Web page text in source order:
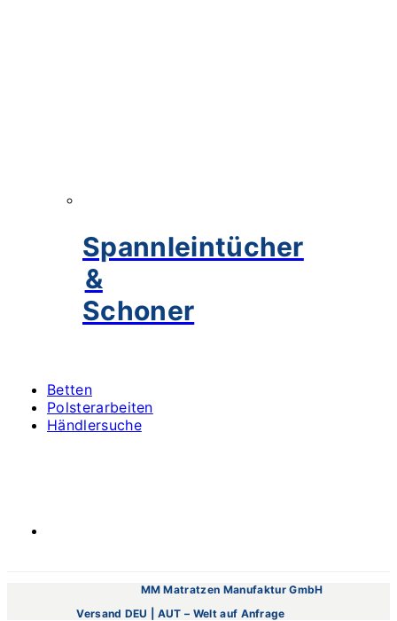
Spannleintücher
&
Schoner
Betten
Polsterarbeiten
Händlersuche
MM Matratzen Manufaktur GmbH
Versand DEU | AUT – Welt auf Anfrage